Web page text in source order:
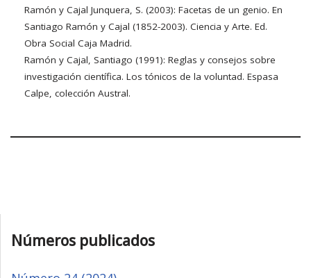
Ramón y Cajal Junquera, S. (2003): Facetas de un genio. En
Santiago Ramón y Cajal (1852-2003). Ciencia y Arte. Ed.
Obra Social Caja Madrid.
Ramón y Cajal, Santiago (1991): Reglas y consejos sobre
investigación científica. Los tónicos de la voluntad. Espasa
Calpe, colección Austral.
Números publicados